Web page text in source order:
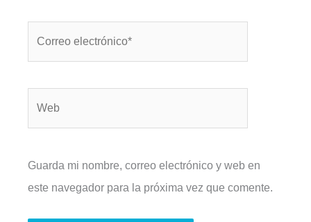
Guarda mi nombre, correo electrónico y web en
este navegador para la próxima vez que comente.